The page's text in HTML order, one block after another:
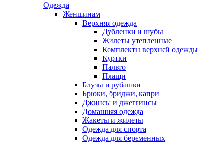
Одежда
Женщинам
Верхняя одежда
Дубленки и шубы
Жилеты утепленные
Комплекты верхней одежды
Куртки
Пальто
Плащи
Блузы и рубашки
Брюки, бриджи, капри
Джинсы и джеггинсы
Домашняя одежда
Жакеты и жилеты
Одежда для спорта
Одежда для беременных